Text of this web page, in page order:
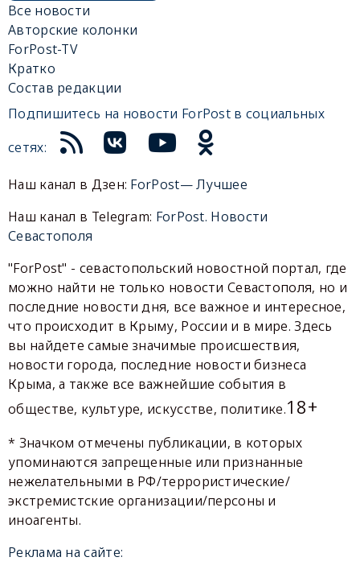
Все новости
Авторские колонки
ForPost-TV
Кратко
Состав редакции
Подпишитесь на новости ForPost в социальных
сетях:
Наш канал в Дзен: ForPost— Лучшее
Наш канал в Telegram: ForPost. Новости
Севастополя
"ForPost" - севастопольский новостной портал, где
можно найти не только новости Севастополя, но и
последние новости дня, все важное и интересное,
что происходит в Крыму, России и в мире. Здесь
вы найдете самые значимые происшествия,
новости города, последние новости бизнеса
Крыма, а также все важнейшие события в
обществе, культуре, искусстве, политике.18+
* Значком отмечены публикации, в которых
упоминаются запрещенные или признанные
нежелательными в РФ/террористические/
экстремистские организации/персоны и
иноагенты.
Реклама на сайте: